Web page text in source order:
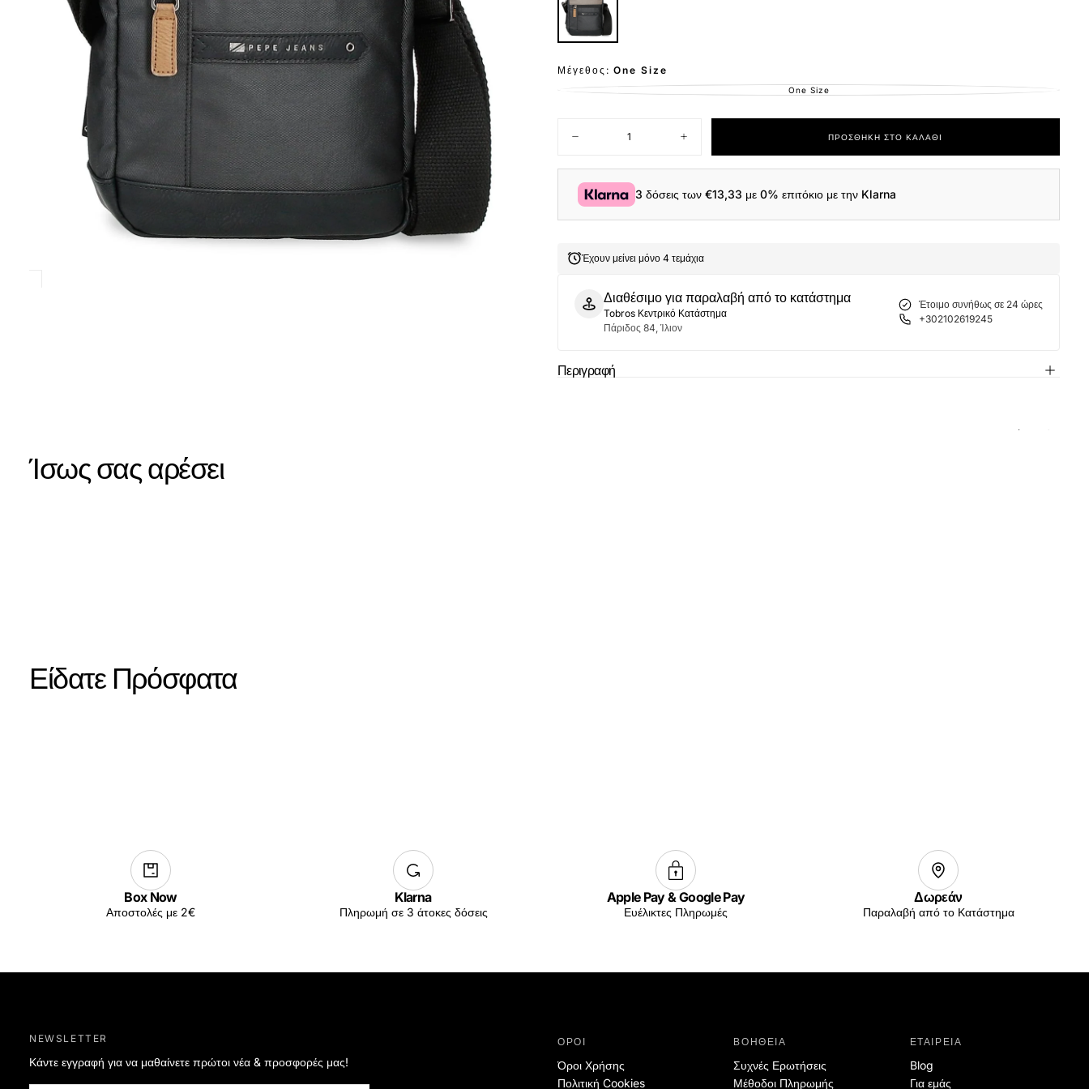
Μέγεθος: One Size
One Size
ΕΚΤΌΣ
για
Jeans
Ανδρικό
7635431
Μαύρο
Αύξηση
ποσότητας
για
Jeans
Ανδρικό
7635431
Μαύρο
ΠΡΟΣΘΉΚΗ ΣΤΟ ΚΑΛΆΘΙ
3 δόσεις των€13,33 με 0% επιτόκιο με την Klarna
Έχουν μείνει μόνο 4 τεμάχια
Διαθέσιμο για παραλαβή από το κατάστημα
Tobros Κεντρικό Κατάστημα
Πάριδος 84, Ίλιον
Έτοιμο συνήθως σε 24 ώρες
+302102619245
Περιγραφή
Ίσως σας αρέσει
Είδατε Πρόσφατα
Box Now
Αποστολές με 2€
Klarna
Πληρωμή σε 3 άτοκες δόσεις
Apple Pay & Google Pay
Ευέλικτες Πληρωμές
Δωρεάν
Παραλαβή από το Κατάστημα
NEWSLETTER
Κάντε εγγραφή για να μαθαίνετε πρώτοι νέα & προσφορές μας!
ΟΡΟΙ
Όροι Χρήσης
Πολιτική Cookies
ΒΟΗΘΕΙΑ
Συχνές Ερωτήσεις
Μέθοδοι Πληρωμής
ΕΤΑΙΡΕΙΑ
Blog
Για εμάς
Το καλάθι σας είναι